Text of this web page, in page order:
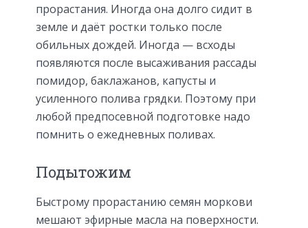
прорастания. Иногда она долго сидит в
земле и даёт ростки только после
обильных дождей. Иногда — всходы
появляются после высаживания рассады
помидор, баклажанов, капусты и
усиленного полива грядки. Поэтому при
любой предпосевной подготовке надо
помнить о ежедневных поливах.
Подытожим
Быстрому прорастанию семян моркови
мешают эфирные масла на поверхности.